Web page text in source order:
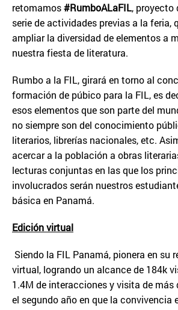
retomamos#RumboALaFIL, proyecto
serie de actividades previas a la feria,
ampliar la diversidad de elementos a
nuestra fiesta de literatura.
Rumbo a la FIL, girará en torno al
formación de púbico para la FIL, es
esos elementos que son parte del
no siempre son del conocimiento
literarios, librerías nacionales, etc.
acercar a la población a obras
lecturas conjuntas en las que los
involucrados serán nuestros
básica en Panamá.
Edición virtual
Siendo la FIL Panamá, pionera en su
virtual, logrando un alcance de 184k
1.4M de interacciones y visita de más
el segundo año en que la convivencia